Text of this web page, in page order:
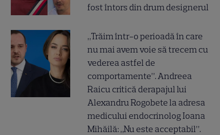
fost întors din drum designerul
„Trăim într-o perioadă în care
nu mai avem voie să trecem cu
vederea astfel de
comportamente”. Andreea
Raicu critică derapajul lui
Alexandru Rogobete la adresa
medicului endocrinolog Ioana
Mihăilă: „Nu este acceptabil”.